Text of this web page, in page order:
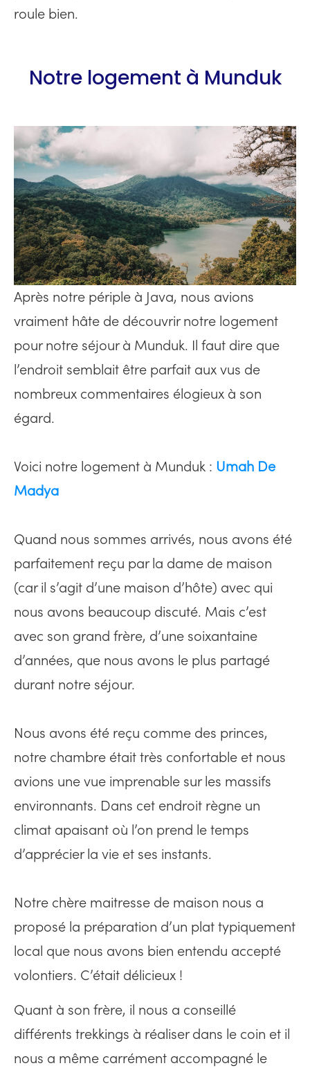
roule bien.
Notre logement à Munduk
Après notre périple à Java, nous avions
vraiment hâte de découvrir notre logement
pour notre séjour à Munduk. Il faut dire que
l’endroit semblait être parfait aux vus de
nombreux commentaires élogieux à son
égard.
Voici notre logement à Munduk : Umah De
Madya
Quand nous sommes arrivés, nous avons été
parfaitement reçu par la dame de maison
(car il s’agit d’une maison d’hôte) avec qui
nous avons beaucoup discuté. Mais c’est
avec son grand frère, d’une soixantaine
d’années, que nous avons le plus partagé
durant notre séjour.
Nous avons été reçu comme des princes,
notre chambre était très confortable et nous
avions une vue imprenable sur les massifs
environnants. Dans cet endroit règne un
climat apaisant où l’on prend le temps
d’apprécier la vie et ses instants.
Notre chère maitresse de maison nous a
proposé la préparation d’un plat typiquement
local que nous avons bien entendu accepté
volontiers. C’était délicieux !
Quant à son frère, il nous a conseillé
différents trekkings à réaliser dans le coin et il
nous a même carrément accompagné le